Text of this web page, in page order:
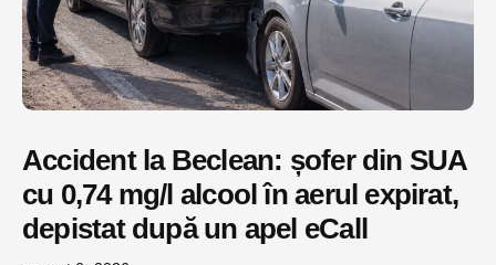
Accident la Beclean: șofer din SUA
cu 0,74 mg/l alcool în aerul expirat,
depistat după un apel eCall